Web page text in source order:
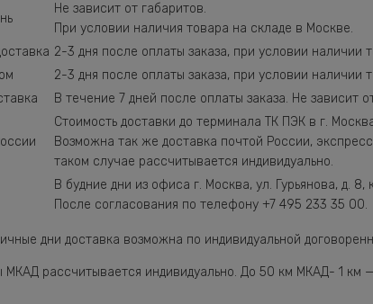
Не зависит от габаритов.
При условии наличия товара на складе в Москве.
2-3 дня после оплаты заказа, при условии наличии
2-3 дня после оплаты заказа, при условии наличии
В течение 7 дней после оплаты заказа. Не зависит
Стоимость доставки до терминала ТК ПЭК в г.
Возможна так же доставка почтой России,
таком случае рассчитывается индивидуально.
В будние дни из офиса г. Москва, ул. Гурьянова, д. 8,
После согласования по телефону +7 495 233 35 00.
дни доставка возможна по индивидуальной
МКАД рассчитывается индивидуально. До 50 км МКАД- 1 км